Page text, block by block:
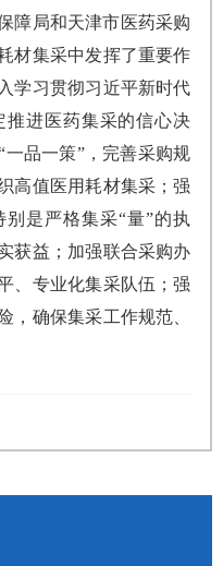
障局和天津市医药采购
材集采中发挥了重要作
学习贯彻习近平新时代
推进医药集采的信心决
品一策”，完善采购规
高值医用耗材集采；强
是严格集采“量”的执
获益；加强联合采购办
、专业化集采队伍；强
，确保集采工作规范、